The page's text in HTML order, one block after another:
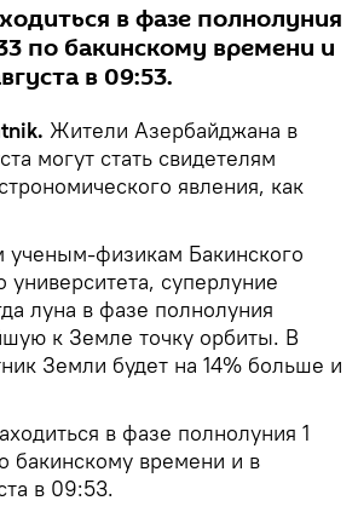
в фазе полнолуния
по бакинскому времени и
в 09:53.
Жители Азербайджана в
могут стать свидетелям
явления, как
ученым-физикам Бакинского
университета, суперлуние
луна в фазе полнолуния
к Земле точку орбиты. В
Земли будет на 14% больше и
в фазе полнолуния 1
бакинскому времени и в
в 09:53.